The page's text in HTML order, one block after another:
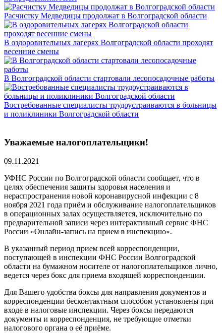
Расчистку Медведицы продолжат в Волгоградской области
В оздоровительных лагерях Волгоградской области проходят
весенние смены
В Волгоградской области стартовали лесопосадочные работы
Востребованные специалисты трудоустраиваются в больницы
и поликлиники Волгоградской области
Уважаемые налогоплательщики!
09.11.2021
УФНС России по Волгоградской области сообщает, что в
целях обеспечения защиты здоровья населения и
нераспространения новой коронавирусной инфекции с 8
ноября 2021 года приём и обслуживание налогоплательщиков
в операционных залах осуществляется, исключительно по
предварительной записи через интерактивный сервис ФНС
России «Онлайн-запись на прием в инспекцию».
В указанный период прием всей корреспонденции,
поступающей в инспекции ФНС России Волгоградской
области на бумажном носителе от налогоплательщиков лично,
ведется через бокс для приема входящей корреспонденции.
Для Вашего удобства боксы для направления документов и
корреспонденции бесконтактным способом установлены при
входе в налоговые инспекции. Через боксы передаются
документы и корреспонденция, не требующие отметки
налогового органа о её приёме.